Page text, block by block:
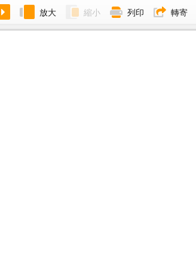
放大 縮小 列印 轉寄